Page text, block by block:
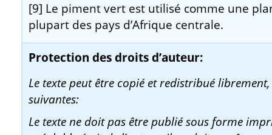
[9] Le piment vert est utilisé comme une
plupart des pays d’Afrique centrale.
Protection des droits d’auteur:
Le texte peut être copié et redistribué
suivantes:
Le texte ne doit pas être publié sous forme